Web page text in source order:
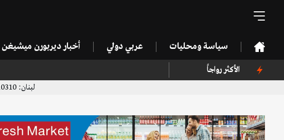
سياسة ومحليات عربي دولي أخبار ديربورن ميشيغن
الأكثر رواجاً
لبنان: 96171010310+ ديربورن: 13137751171+ | 13136996923+